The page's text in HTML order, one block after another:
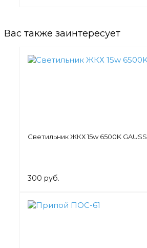
Вас также заинтересует
Светильник ЖКХ 15w 6500K GAUSS
300 руб.